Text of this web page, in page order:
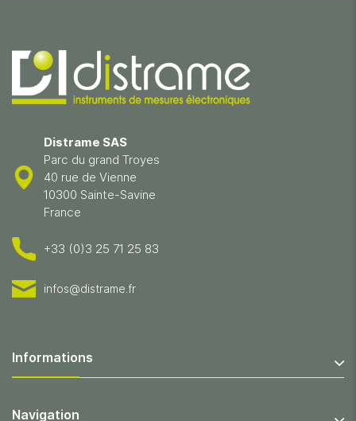
Distrame SAS
Parc du grand Troyes
40 rue de Vienne
10300 Sainte-Savine
France
+33 (0)3 25 71 25 83
infos@distrame.fr
Informations
Navigation